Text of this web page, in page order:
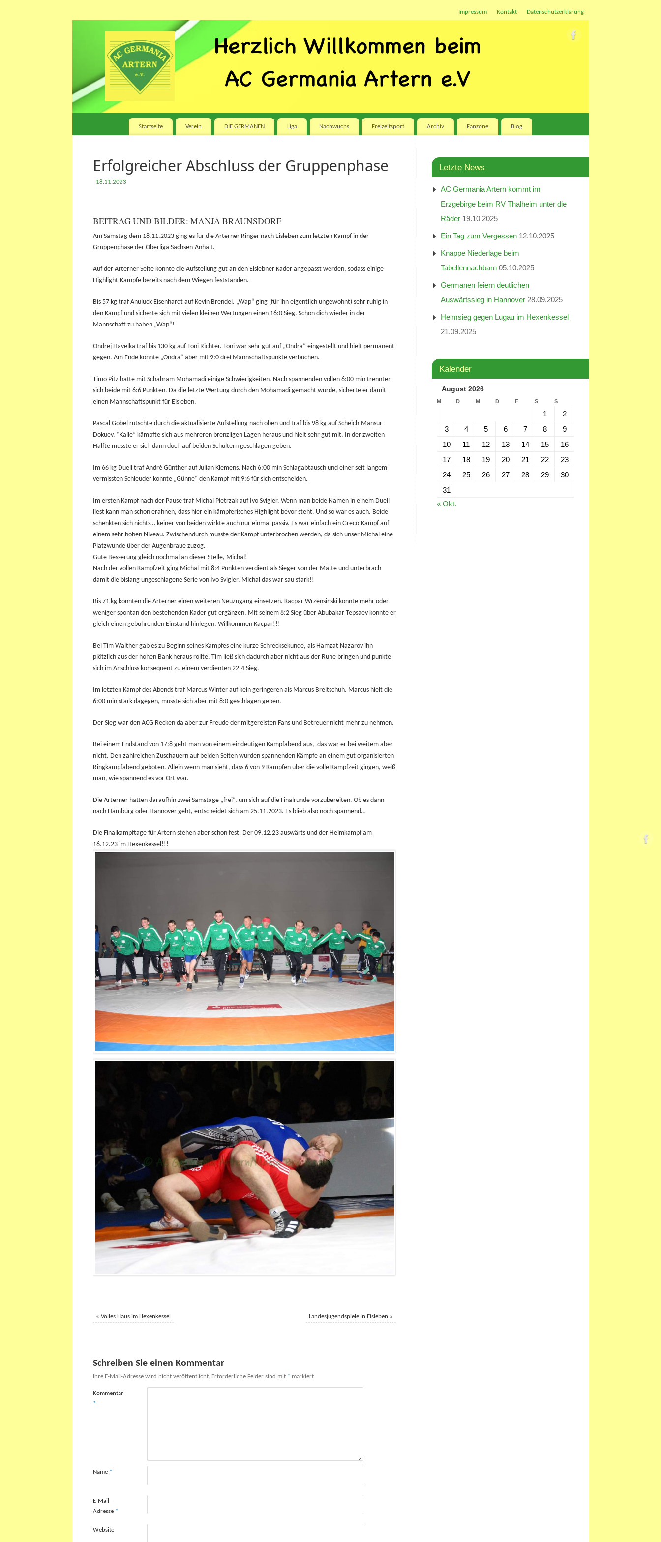
Impressum Kontakt Datenschutzerklärung
Startseite Verein DIE GERMANEN Liga Nachwuchs Freizeitsport Archiv Fanzone Blog
Erfolgreicher Abschluss der Gruppenphase
18.11.2023
BEITRAG UND BILDER: MANJA BRAUNSDORF
Am Samstag dem 18.11.2023 ging es für die Arterner Ringer nach Eisleben zum letzten Kampf in der
Gruppenphase der Oberliga Sachsen-Anhalt.
Auf der Arterner Seite konnte die Aufstellung gut an den Eislebner Kader angepasst werden, sodass einige
Highlight-Kämpfe bereits nach dem Wiegen feststanden.
Bis 57 kg traf Anuluck Eisenhardt auf Kevin Brendel. „Wap“ ging (für ihn eigentlich ungewohnt) sehr ruhig in
den Kampf und sicherte sich mit vielen kleinen Wertungen einen 16:0 Sieg. Schön dich wieder in der
Mannschaft zu haben „Wap“!
Ondrej Havelka traf bis 130 kg auf Toni Richter. Toni war sehr gut auf „Ondra“ eingestellt und hielt permanent
gegen. Am Ende konnte „Ondra“ aber mit 9:0 drei Mannschaftspunkte verbuchen.
Timo Pitz hatte mit Schahram Mohamadi einige Schwierigkeiten. Nach spannenden vollen 6:00 min trennten
sich beide mit 6:6 Punkten. Da die letzte Wertung durch den Mohamadi gemacht wurde, sicherte er damit
einen Mannschaftspunkt für Eisleben.
Pascal Göbel rutschte durch die aktualisierte Aufstellung nach oben und traf bis 98 kg auf Scheich-Mansur
Dokuev. “Kalle” kämpfte sich aus mehreren brenzligen Lagen heraus und hielt sehr gut mit. In der zweiten
Hälfte musste er sich dann doch auf beiden Schultern geschlagen geben.
Im 66 kg Duell traf André Günther auf Julian Klemens. Nach 6:00 min Schlagabtausch und einer seit langem
vermissten Schleuder konnte „Günne“ den Kampf mit 9:6 für sich entscheiden.
Im ersten Kampf nach der Pause traf Michal Pietrzak auf Ivo Svigler. Wenn man beide Namen in einem Duell
liest kann man schon erahnen, dass hier ein kämpferisches Highlight bevor steht. Und so war es auch. Beide
schenkten sich nichts… keiner von beiden wirkte auch nur einmal passiv. Es war einfach ein Greco-Kampf auf
einem sehr hohen Niveau. Zwischendurch musste der Kampf unterbrochen werden, da sich unser Michal eine
Platzwunde über der Augenbraue zuzog.
Gute Besserung gleich nochmal an dieser Stelle, Michal!
Nach der vollen Kampfzeit ging Michal mit 8:4 Punkten verdient als Sieger von der Matte und unterbrach
damit die bislang ungeschlagene Serie von Ivo Svigler. Michal das war sau stark!!
Bis 71 kg konnten die Arterner einen weiteren Neuzugang einsetzen. Kacpar Wrzensinski konnte mehr oder
weniger spontan den bestehenden Kader gut ergänzen. Mit seinem 8:2 Sieg über Abubakar Tepsaev konnte er
gleich einen gebührenden Einstand hinlegen. Willkommen Kacpar!!!
Bei Tim Walther gab es zu Beginn seines Kampfes eine kurze Schrecksekunde, als Hamzat Nazarov ihn
plötzlich aus der hohen Bank heraus rollte. Tim ließ sich dadurch aber nicht aus der Ruhe bringen und punkte
sich im Anschluss konsequent zu einem verdienten 22:4 Sieg.
Im letzten Kampf des Abends traf Marcus Winter auf kein geringeren als Marcus Breitschuh. Marcus hielt die
6:00 min stark dagegen, musste sich aber mit 8:0 geschlagen geben.
Der Sieg war den ACG Recken da aber zur Freude der mitgereisten Fans und Betreuer nicht mehr zu nehmen.
Bei einem Endstand von 17:8 geht man von einem eindeutigen Kampfabend aus, das war er bei weitem aber
nicht. Den zahlreichen Zuschauern auf beiden Seiten wurden spannenden Kämpfe an einem gut organisierten
Ringkampfabend geboten. Allein wenn man sieht, dass 6 von 9 Kämpfen über die volle Kampfzeit gingen, weiß
man, wie spannend es vor Ort war.
Die Arterner hatten daraufhin zwei Samstage „frei“, um sich auf die Finalrunde vorzubereiten. Ob es dann
nach Hamburg oder Hannover geht, entscheidet sich am 25.11.2023. Es blieb also noch spannend…
Die Finalkampftage für Artern stehen aber schon fest. Der 09.12.23 auswärts und der Heimkampf am
16.12.23 im Hexenkessel!!!
« Volles Haus im Hexenkessel Landesjugendspiele in Eisleben »
Schreiben Sie einen Kommentar
Ihre E-Mail-Adresse wird nicht veröffentlicht. Erforderliche Felder sind mit * markiert
Kommentar
*
Name *
E-Mail-
Adresse *
Website
Letzte News
AC Germania Artern kommt im
Erzgebirge beim RV Thalheim unter die
Räder 19.10.2025
Ein Tag zum Vergessen 12.10.2025
Knappe Niederlage beim
Tabellennachbarn 05.10.2025
Germanen feiern deutlichen
Auswärtssieg in Hannover 28.09.2025
Heimsieg gegen Lugau im Hexenkessel
21.09.2025
Kalender
August 2026
M D M D F S S
1
2
3
4 5 6 7 8
9
10
11 12 13 14 15
16
17
18 19 20 21 22
23
24
25 26 27 28 29
30
31
« Okt.